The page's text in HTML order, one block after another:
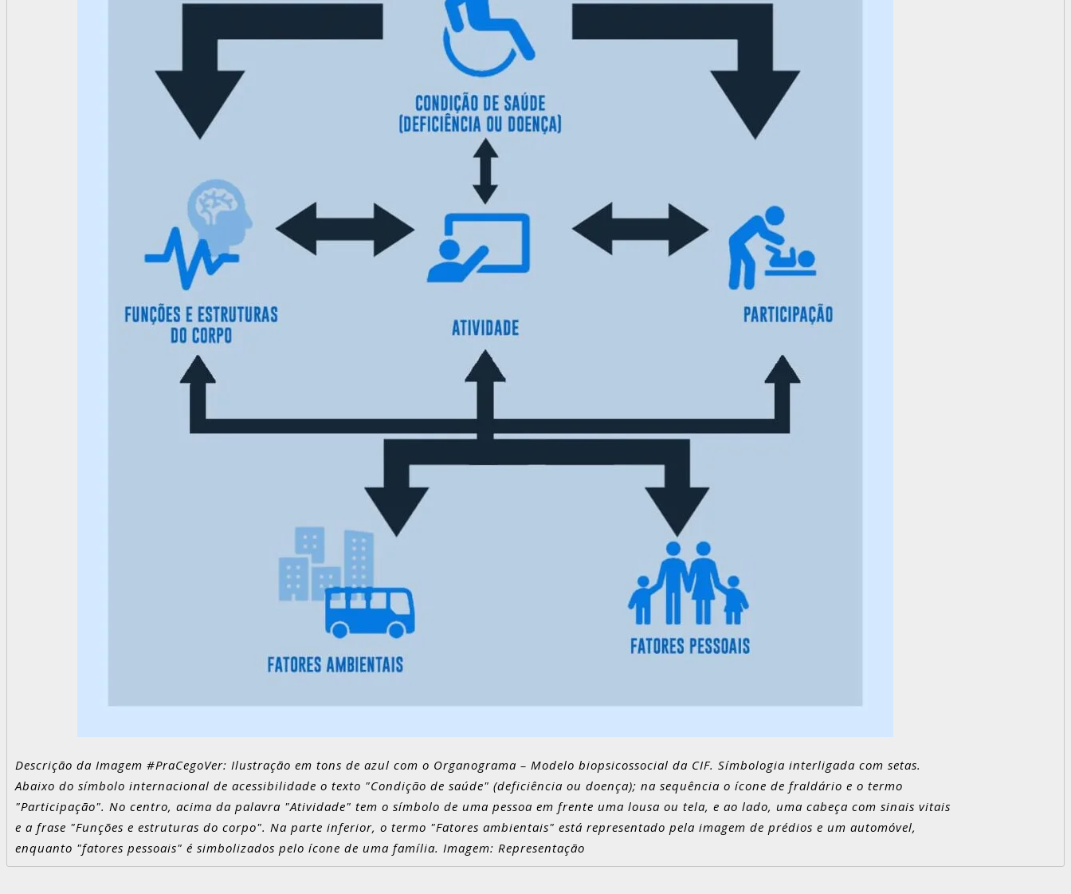
Descrição da Imagem #PraCegoVer: Ilustração em tons de azul com o Organograma – Modelo biopsicossocial da CIF. Símbologia interligada com setas.
Abaixo do símbolo internacional de acessibilidade o texto "Condição de saúde" (deficiência ou doença); na sequência o ícone de fraldário e o termo
"Participação". No centro, acima da palavra "Atividade" tem o símbolo de uma pessoa em frente uma lousa ou tela, e ao lado, uma cabeça com sinais vitais
e a frase "Funções e estruturas do corpo". Na parte inferior, o termo "Fatores ambientais" está representado pela imagem de prédios e um automóvel,
enquanto "fatores pessoais" é simbolizados pelo ícone de uma família. Imagem: Representação